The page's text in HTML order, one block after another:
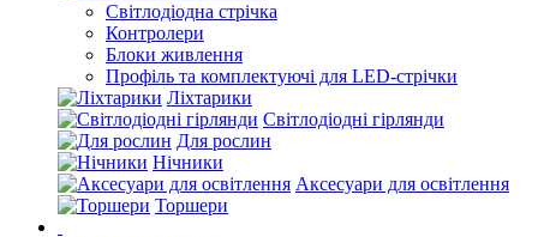
Світлодіодна стрічка
Контролери
Блоки живлення
Профіль та комплектуючі для LED-стрічки
Ліхтарики
Світлодіодні гірлянди
Для рослин
Нічники
Аксесуари для освітлення
Торшери